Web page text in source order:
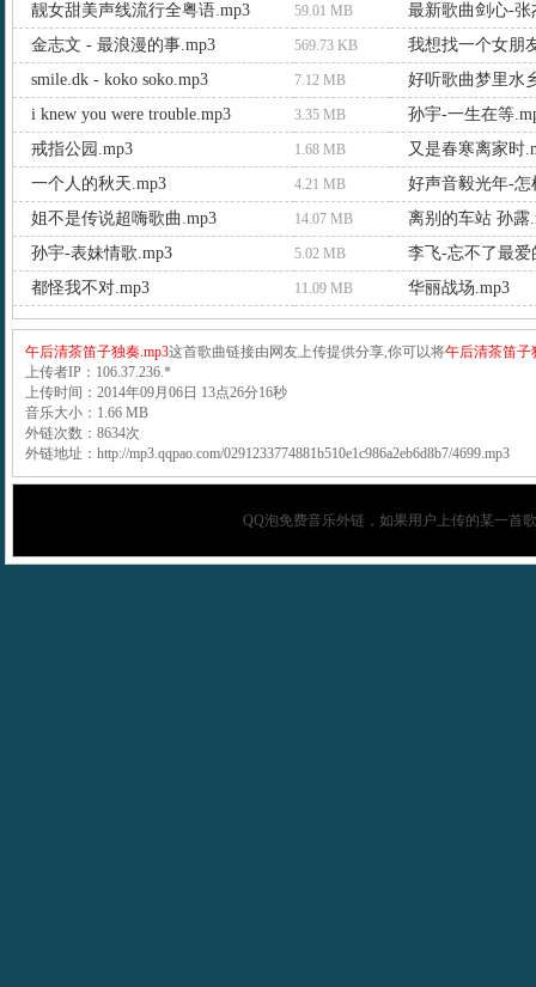
靓女甜美声线流行全粤语.mp3
59.01 MB
最新歌曲剑心-张
金志文 - 最浪漫的事.mp3
569.73 KB
我想找一个女朋
smile.dk - koko soko.mp3
7.12 MB
好听歌曲梦里水
i knew you were trouble.mp3
3.35 MB
孙宇-一生在等
戒指公园.mp3
1.68 MB
又是春寒离家时
一个人的秋天.mp3
4.21 MB
好声音毅光年-怎
姐不是传说超嗨歌曲.mp3
14.07 MB
离别的车站 孙露
孙宇-表妹情歌.mp3
5.02 MB
李飞-忘不了最爱
都怪我不对.mp3
11.09 MB 华丽战场.mp3
午后清茶笛子独奏.mp3这首歌曲链接由网友上传提供分享,你可以将午后清茶笛子
上传者IP：106.37.236.*
上传时间：2014年09月06日 13点26分16秒
音乐大小：1.66 MB
外链次数：8634次
外链地址：http://mp3.qqpao.com/0291233774881b510e1c986a2eb6d8b7/4699.mp3
QQ泡免费音乐外链，如果用户上传的某一首